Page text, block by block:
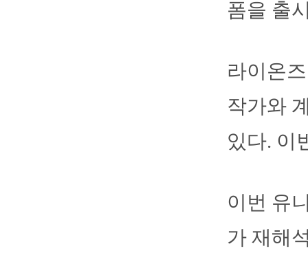
폼을 출
라이온
작가와
있다. 이
이번 유
가 재해